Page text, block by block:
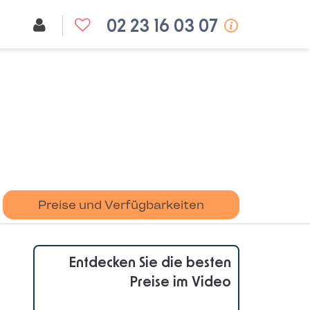
02 23 16 03 07
Preise und Verfügbarkeiten
Entdecken Sie die besten
Preise im Video